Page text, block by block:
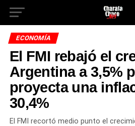
ECONOMÍA
El FMI rebajó el
Argentina a 3,5%
proyecta una
30,4%
El FMI recortó medio punto el